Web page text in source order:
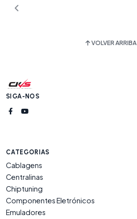
VOLVER ARRIBA
SIGA-NOS
CATEGORIAS
Cablagens
Centralinas
Chiptuning
Componentes Eletrónicos
Emuladores